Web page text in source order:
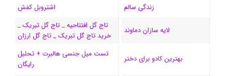
زندگی سالم اشتروبل کفش
لایه سازان دماوند
تاج گل افتتاحیه _ تاج گل تبریک _
خرید تاج گل تبریک _ تاج گل ارزان
بهترین کادو برای دختر
تست میل جنسی هالبرت + تحلیل
رایگان